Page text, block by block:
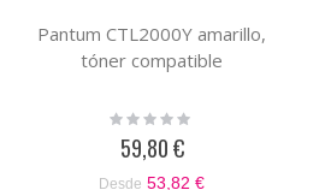
Pantum CTL2000Y amarillo,
tóner compatible
Rating:
59,80 €
Desde 53,82 €